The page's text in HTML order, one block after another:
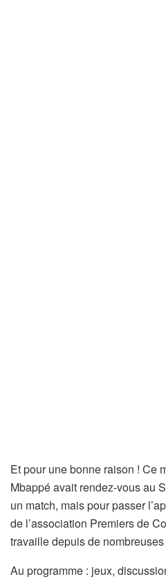
Et pour une bonne raison ! Ce
Mbappé avait rendez-vous au
un match, mais pour passer
de l’association Premiers de
travaille depuis de
Au programme : jeux,